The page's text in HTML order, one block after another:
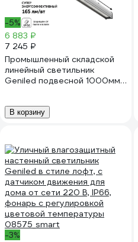
-5%
6 883 ₽
7 245 ₽
Промышленный складской
линейный светильник
Geniled подвесной 1000мм
гаража 28048
В корзину
-3%